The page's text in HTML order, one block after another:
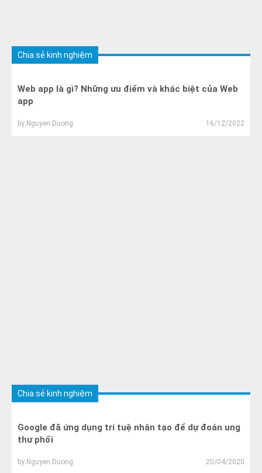
Chia sẻ kinh nghiệm
Web app là gì? Những ưu điểm và khác biệt của Web
app
by Nguyen Duong 16/12/2022
Chia sẻ kinh nghiệm
Google đã ứng dụng trí tuệ nhân tạo để dự đoán ung
thư phổi
by Nguyen Duong 20/04/2020